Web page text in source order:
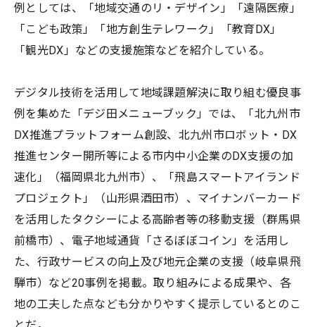
例としては、「地域交通のリ・デザイン」「遠隔医療」
「こども政策」「地方創生テレワーク」「教育DX」
「観光DX」などの支援施策などを紹介している。
デジタル技術を活用して地域課題解決に取り組む優良事
例を集めた「デジ田メニューブック」では、「北九州市
DX推進プラットフォーム創設、北九州市ロボット・DX
推進センター開所等による市内中小企業のDX支援の加
速化」（福岡県北九州市）、「飛島スマートアイランド
プロジェクト」（山形県酒田市）、マイナンバーカード
を活用したタクシーによる高齢者等の移動支援（群馬県
前橋市）、電子地域通貨「さるぼぼコイン」を活用し
た、行政サービスの向上及び地元企業の支援（岐阜県飛
騨市）など20事例を掲載。取り組みによる成果や、各
地の工夫した点なども分かりやすく提示しているとのこ